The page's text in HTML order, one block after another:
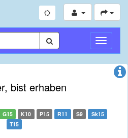
Toggle
bist erhaben
G15 K10 P15 R11 S9
Sk15
T15